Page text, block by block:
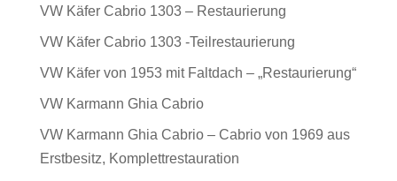
VW Käfer Cabrio 1303 – Restaurierung
VW Käfer Cabrio 1303 -Teilrestaurierung
VW Käfer von 1953 mit Faltdach – „Restaurierung“
VW Karmann Ghia Cabrio
VW Karmann Ghia Cabrio – Cabrio von 1969 aus
Erstbesitz, Komplettrestauration